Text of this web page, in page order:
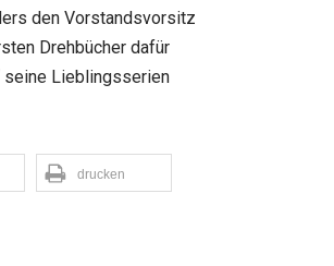
den Vorstandsvorsitz
Drehbücher dafür
seine Lieblingsserien
drucken